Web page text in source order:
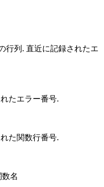
行列. 直近に記録されたエ
たエラー番号.
た関数行番号.
名